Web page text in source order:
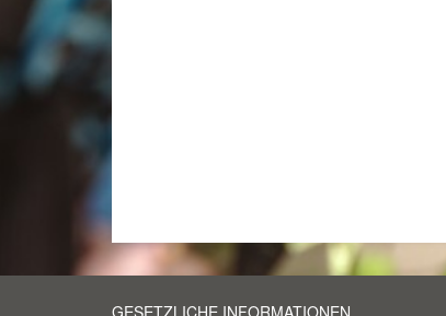
GESETZLICHE INFORMATIONEN